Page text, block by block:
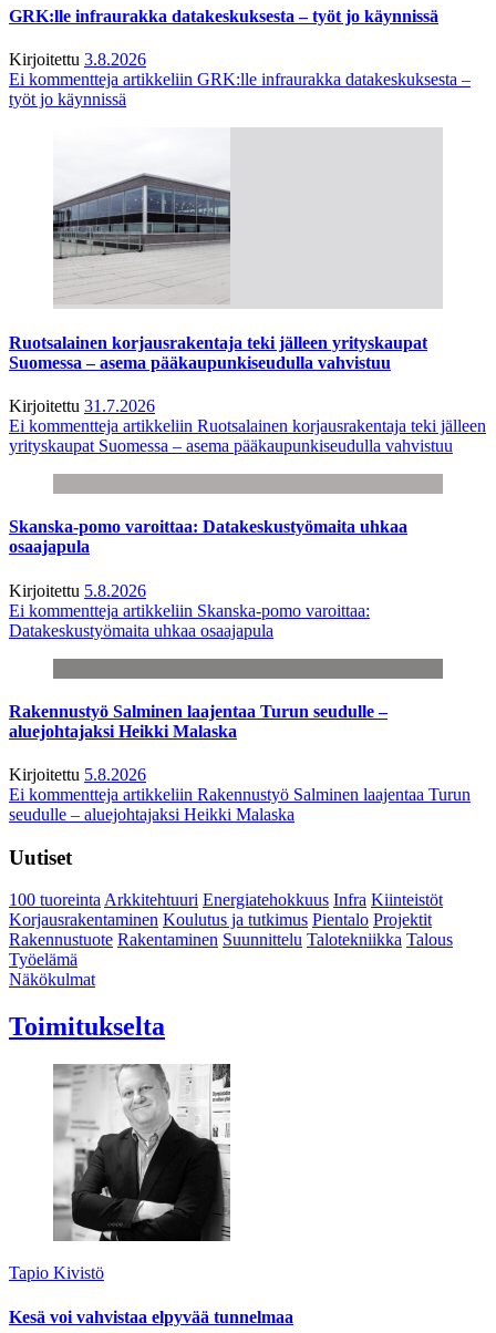
GRK:lle infraurakka datakeskuksesta – työt jo käynnissä
Kirjoitettu 3.8.2026
Ei kommentteja artikkeliin GRK:lle infraurakka datakeskuksesta –
työt jo käynnissä
Ruotsalainen korjausrakentaja teki jälleen yrityskaupat
Suomessa – asema pääkaupunkiseudulla vahvistuu
Kirjoitettu 31.7.2026
Ei kommentteja artikkeliin Ruotsalainen korjausrakentaja teki jälleen
yrityskaupat Suomessa – asema pääkaupunkiseudulla vahvistuu
Skanska-pomo varoittaa: Datakeskustyömaita uhkaa
osaajapula
Kirjoitettu 5.8.2026
Ei kommentteja artikkeliin Skanska-pomo varoittaa:
Datakeskustyömaita uhkaa osaajapula
Rakennustyö Salminen laajentaa Turun seudulle –
aluejohtajaksi Heikki Malaska
Kirjoitettu 5.8.2026
Ei kommentteja artikkeliin Rakennustyö Salminen laajentaa Turun
seudulle – aluejohtajaksi Heikki Malaska
Uutiset
100 tuoreintaArkkitehtuuri Energiatehokkuus Infra Kiinteistöt
Korjausrakentaminen Koulutus ja tutkimus Pientalo Projektit
Rakennustuote Rakentaminen Suunnittelu Talotekniikka Talous
Työelämä
Näkökulmat
Toimitukselta
Tapio Kivistö
Kesä voi vahvistaa elpyvää tunnelmaa